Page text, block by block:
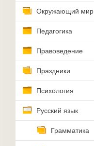
Окружающий мир
Педагогика
Правоведение
Праздники
Психология
Русский язык
Грамматика